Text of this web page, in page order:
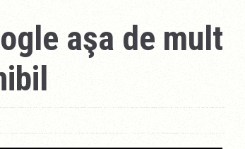
aşa de mult